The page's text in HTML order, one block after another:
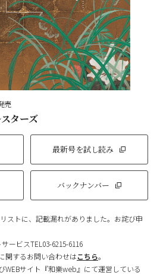
売
ターズ
最新号を試し読み
バックナンバー
ストに、記載漏れがありました。お詫び申
ービスTEL03-6215-6116
関するお問い合わせはこちら。
サイト『和樂web』にて運営している